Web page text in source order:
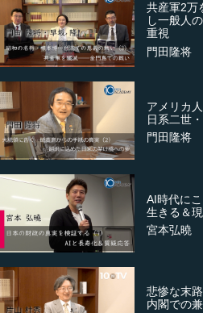
共産軍2万
し一般人
重視
門田隆将
アメリカ
日系二世
門田隆将
AI時代に
生きる＆
宮本弘曉
悲惨な末
内閣での